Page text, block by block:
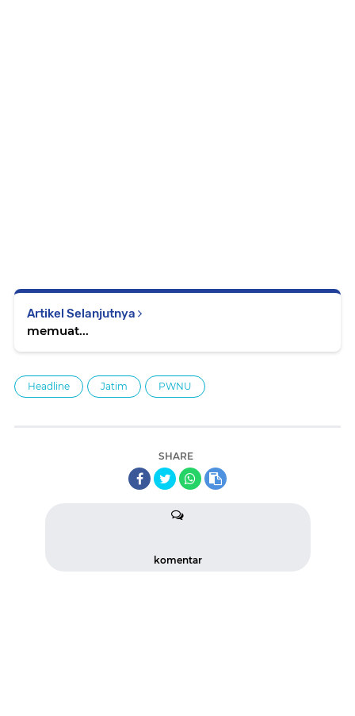
Artikel Selanjutnya
memuat...
Headline Jatim PWNU
SHARE
komentar